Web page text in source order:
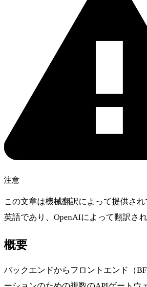
注意
この文章は機械翻訳によって提供さ
英語であり、OpenAIによって翻訳され
概要
バックエンドからフロントエンド（